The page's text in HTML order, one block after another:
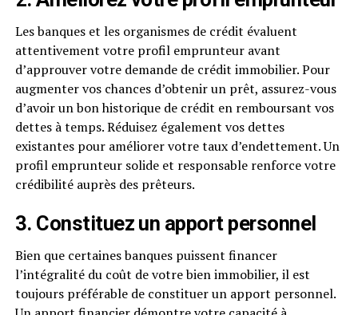
Les banques et les organismes de crédit évaluent
attentivement votre profil emprunteur avant
d’approuver votre demande de crédit immobilier. Pour
augmenter vos chances d’obtenir un prêt, assurez-vous
d’avoir un bon historique de crédit en remboursant vos
dettes à temps. Réduisez également vos dettes
existantes pour améliorer votre taux d’endettement. Un
profil emprunteur solide et responsable renforce votre
crédibilité auprès des prêteurs.
3. Constituez un apport personnel
Bien que certaines banques puissent financer
l’intégralité du coût de votre bien immobilier, il est
toujours préférable de constituer un apport personnel.